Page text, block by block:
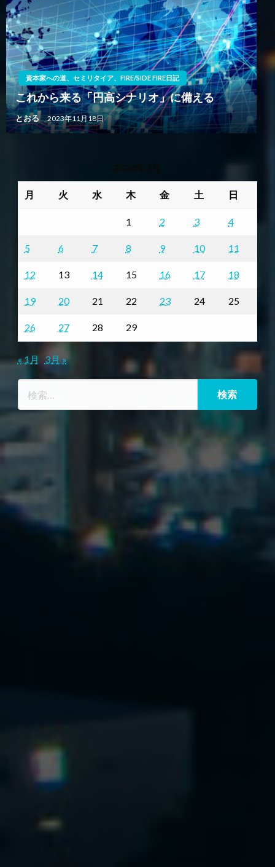
資本家への道、セミリタイア、FIRE/SIDE FIRE日記
これから来る「円高シナリオ」に備える
とおる 2023年11月18日
月 火 水 木 金 土 日
1 2 3 4
5 6 7 8 9 10 11
12 13 14 15 16 17 18
19 20 21 22 23 24 25
26 27 28 29
« 1月 3月 »